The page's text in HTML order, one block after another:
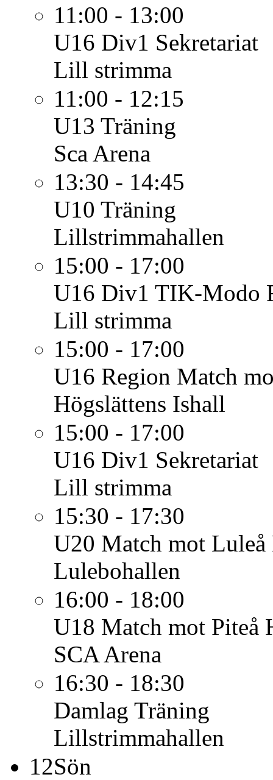
11:00 - 13:00
U16 Div1 Sekretariat
Lill strimma
11:00 - 12:15
U13 Träning
Sca Arena
13:30 - 14:45
U10 Träning
Lillstrimmahallen
15:00 - 17:00
U16 Div1 TIK-Modo
Lill strimma
15:00 - 17:00
U16 Region Match
Högslättens Ishall
15:00 - 17:00
U16 Div1 Sekretariat
Lill strimma
15:30 - 17:30
U20 Match mot
Lulebohallen
16:00 - 18:00
U18 Match mot Piteå
SCA Arena
16:30 - 18:30
Damlag Träning
Lillstrimmahallen
12Sön